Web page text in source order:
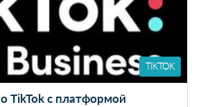
TIKTOK
TikTok с платформой